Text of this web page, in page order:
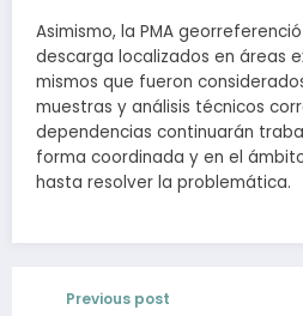
Asimismo, la PMA
descarga localizados en áreas
mismos que fueron
muestras y análisis técnicos
dependencias continuarán
forma coordinada y en el
hasta resolver la problemática.
Previous post